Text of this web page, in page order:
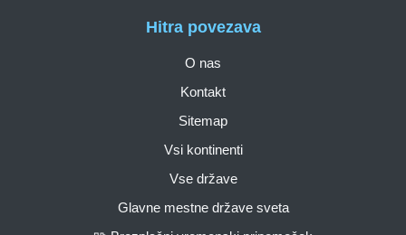
Hitra povezava
O nas
Kontakt
Sitemap
Vsi kontinenti
Vse države
Glavne mestne države sveta